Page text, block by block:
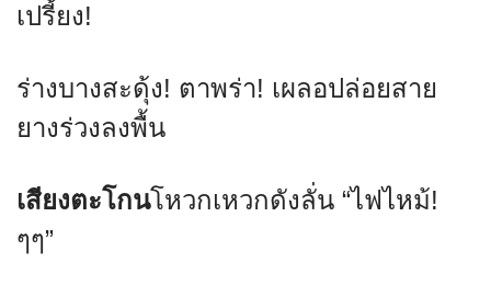
เปรี้ยง!
ร่างบางสะดุ้ง! ตาพร่า! เผลอปล่อยสาย
ยางร่วงลงพื้น
เสียงตะโกนโหวกเหวกดังลั่น “ไฟไหม้!
ๆๆ”